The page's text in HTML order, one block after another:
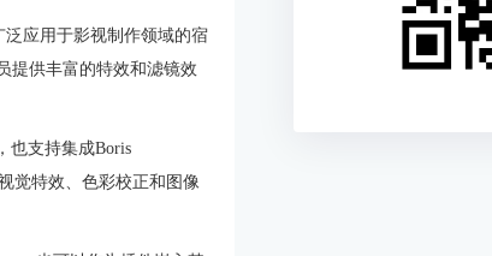
泛应用于影视制作领域的宿
提供丰富的特效和滤镜效
也支持集成Boris
觉特效、色彩校正和图像